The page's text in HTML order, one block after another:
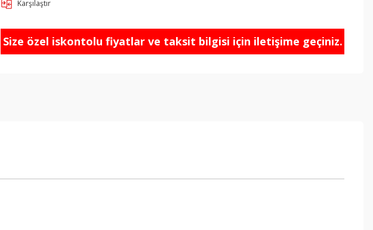
Karşılaştır
Size özel iskontolu fiyatlar ve taksit bilgisi için iletişime geçiniz.